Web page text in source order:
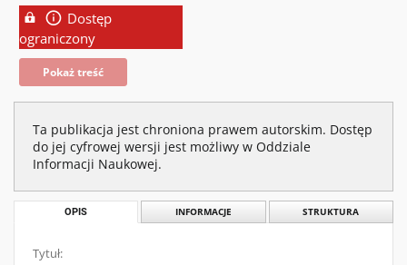
Dostęp
ograniczony
Pokaż treść
Ta publikacja jest chroniona prawem autorskim. Dostęp
do jej cyfrowej wersji jest możliwy w Oddziale
Informacji Naukowej.
OPIS INFORMACJE STRUKTURA
Tytuł: